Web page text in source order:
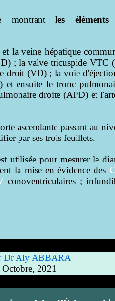
montrant les éléments
la veine hépatique
; la valve tricuspide VTC
droit (VD) ; la voie
ensuite le tronc
droite (APD) et
ascendante passant au
par ses trois feuillets.
utilisée pour mesurer le
la mise en évidence des
conoventriculaires ;
Dr Aly ABBARA
Octobre, 2021